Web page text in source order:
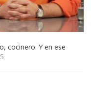
cocinero. Y en ese